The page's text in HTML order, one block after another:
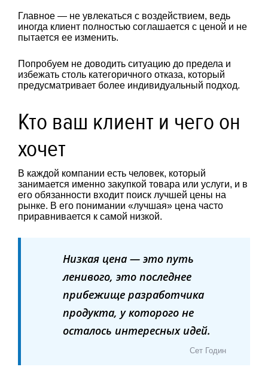
Главное — не увлекаться с воздействием, ведь
иногда клиент полностью соглашается с ценой и не
пытается ее изменить.
Попробуем не доводить ситуацию до предела и
избежать столь категоричного отказа, который
предусматривает более индивидуальный подход.
Кто ваш клиент и чего он
хочет
В каждой компании есть человек, который
занимается именно закупкой товара или услуги, и в
его обязанности входит поиск лучшей цены на
рынке. В его понимании «лучшая» цена часто
приравнивается к самой низкой.
Низкая цена — это путь
ленивого, это последнее
прибежище разработчика
продукта, у которого не
осталось интересных идей.
Сет Годин